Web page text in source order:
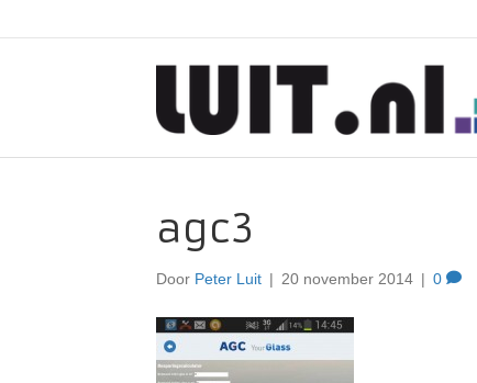
agc3
Door Peter Luit | 20 november 2014 | 0